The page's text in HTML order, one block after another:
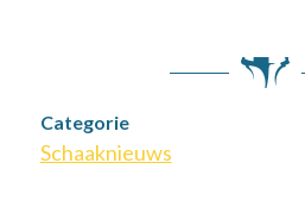
Categorie
Schaaknieuws